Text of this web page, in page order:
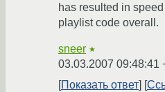
has resulted in
playlist code overall.
sneer ★
03.03.2007 09:48:41
Показать ответ